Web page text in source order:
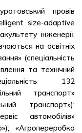
провів
size-adaptive
інженерії,
на освітніх
(спеціальність
та технічний
132
транспорт»
транспорт»);
автомобілів»
«Агропереробка